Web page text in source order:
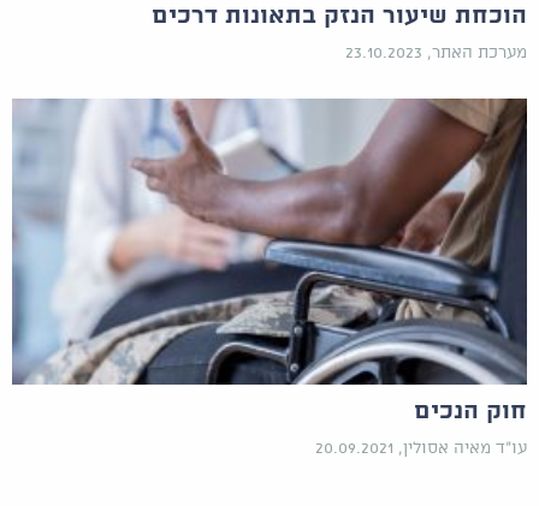
הוכחת שיעור הנזק בתאונות דרכים
מערכת האתר, 23.10.2023
חוק הנכים
עו"ד מאיה אסולין, 20.09.2021